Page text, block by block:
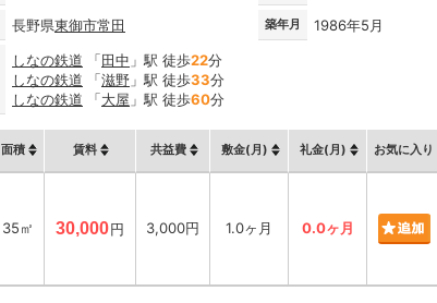
長野県東御市常田 築年月 1986年5月
しなの鉄道 「田中 」駅 徒歩22分
しなの鉄道 「滋野 」駅 徒歩33分
しなの鉄道 「大屋 」駅 徒歩60分
面積 賃料 共益費 敷金(月) 礼金(月) お気に入り
35㎡ 30,000円 3,000円 1.0ヶ月 0.0ヶ月